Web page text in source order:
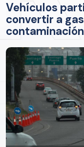
Vehículos
convertir a